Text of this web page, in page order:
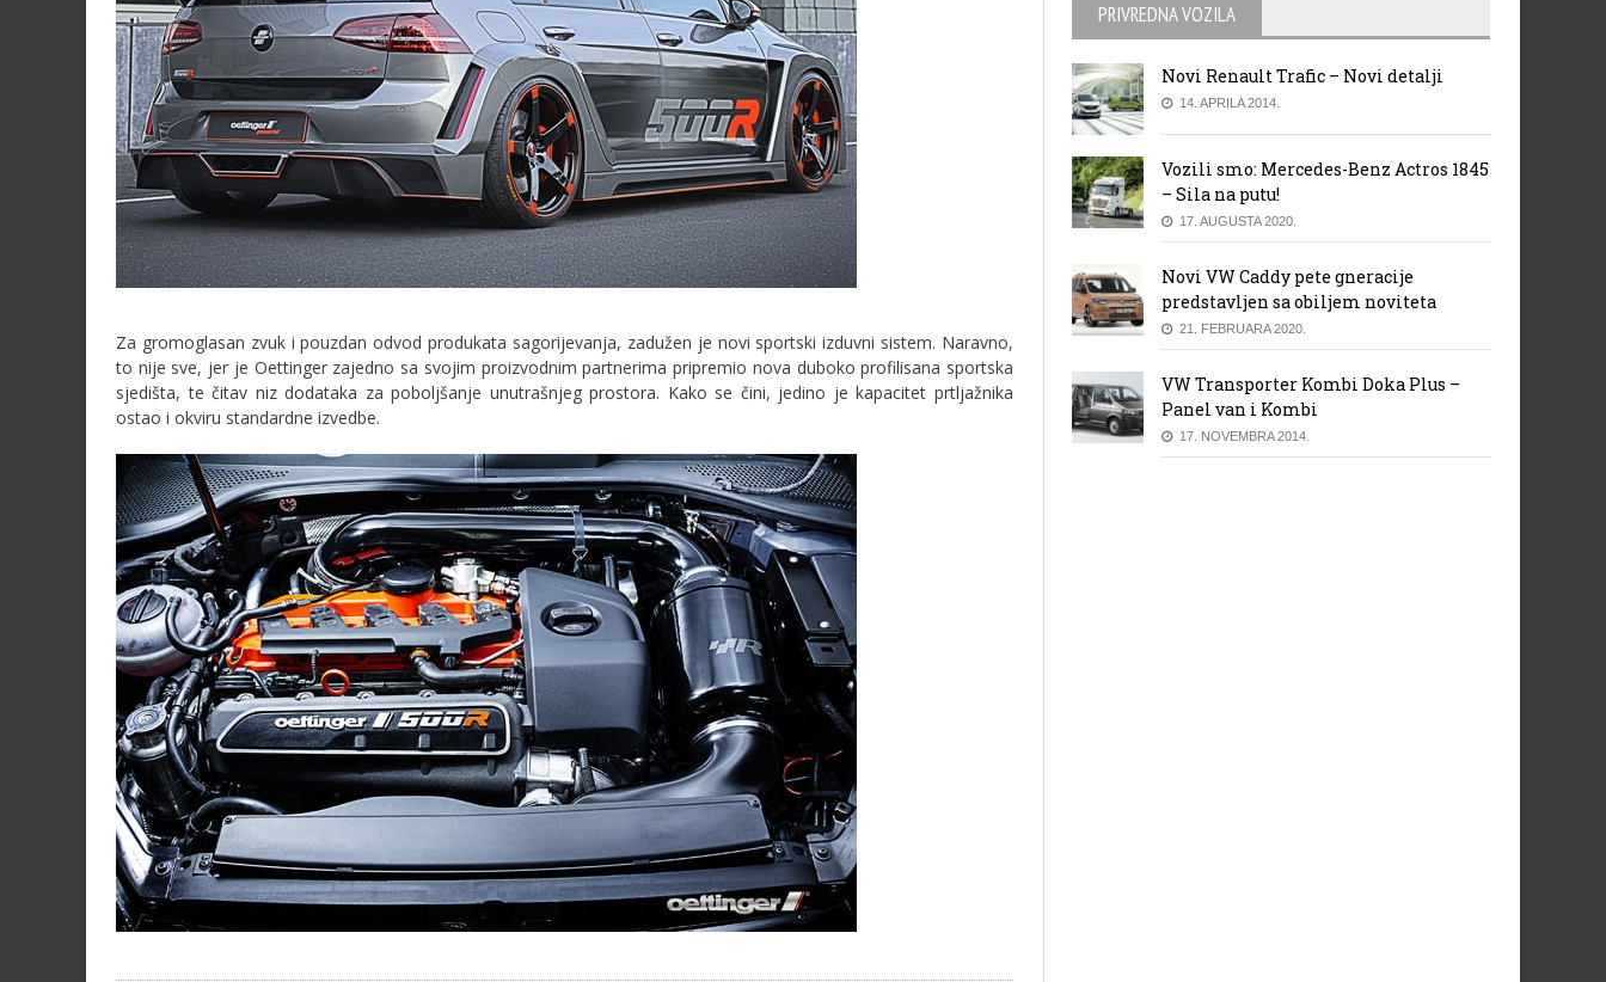
Za gromoglasan zvuk i pouzdan odvod produkata sagorijevanja, zadužen je novi sportski izduvni sistem. Naravno,
to nije sve, jer je Oettinger zajedno sa svojim proizvodnim partnerima pripremio nova duboko profilisana sportska
sjedišta, te čitav niz dodataka za poboljšanje unutrašnjeg prostora. Kako se čini, jedino je kapacitet prtljažnika
ostao i okviru standardne izvedbe.
PRIVREDNA VOZILA
Novi Renault Trafic – Novi detalji
14. APRILA 2014.
Vozili smo: Mercedes-Benz Actros 1845
– Sila na putu!
17. AUGUSTA 2020.
Novi VW Caddy pete gneracije
predstavljen sa obiljem noviteta
21. FEBRUARA 2020.
VW Transporter Kombi Doka Plus –
Panel van i Kombi
17. NOVEMBRA 2014.